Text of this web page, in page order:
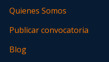
Quienes Somos
Publicar convocatoria
Blog